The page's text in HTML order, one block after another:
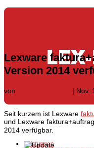
Leistungen
Lexware
Version 2014
von | Nov.
Seit kurzem ist Lexware
und Lexware
2014 verfügbar.